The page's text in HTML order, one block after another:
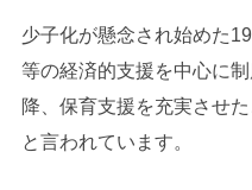
少子化が懸念され始めた
等の経済的支援を中心に
降、保育支援を充実させ
と言われています。